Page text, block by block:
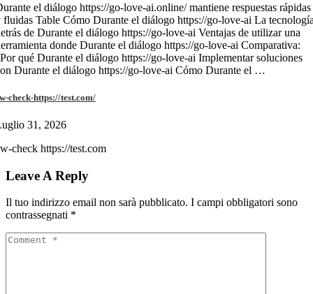
el diálogo https://go-love-ai.online/ mantiene respuestas rápidas
fluidas Table Cómo Durante el diálogo https://go-love-ai La
de Durante el diálogo https://go-love-ai Ventajas de utilizar una
donde Durante el diálogo https://go-love-ai Comparativa:
qué Durante el diálogo https://go-love-ai Implementar soluciones
Durante el diálogo https://go-love-ai Cómo Durante el …
check-https://test.com/
31, 2026
check https://test.com
Leave A Reply
Il tuo indirizzo email non sarà pubblicato. I campi obbligatori sono
contrassegnati *